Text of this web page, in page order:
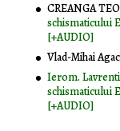
CREANGA
schismaticului
[+AUDIO]
Vlad-Mihai
Ierom.
schismaticului
[+AUDIO]